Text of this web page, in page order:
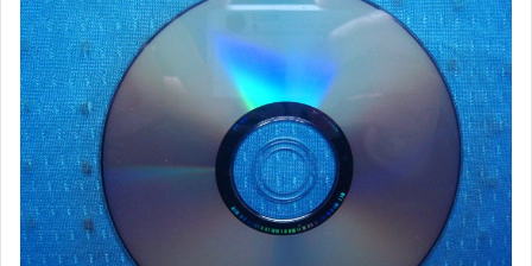
原版卡帶
原版藍光遊戲光碟
PSP及其他原版遊戲光碟
藍光電影影片光碟
其他類光碟